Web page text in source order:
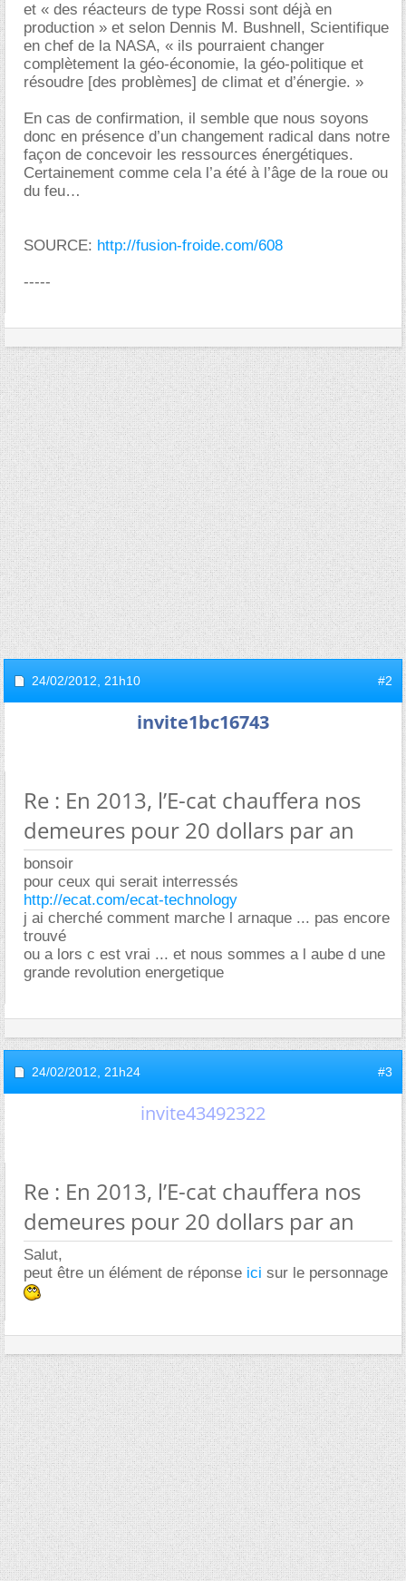
et « des réacteurs de type Rossi sont déjà en
production » et selon Dennis M. Bushnell, Scientifique
en chef de la NASA, « ils pourraient changer
complètement la géo-économie, la géo-politique et
résoudre [des problèmes] de climat et d’énergie. »
En cas de confirmation, il semble que nous soyons
donc en présence d’un changement radical dans notre
façon de concevoir les ressources énergétiques.
Certainement comme cela l’a été à l’âge de la roue ou
du feu
SOURCE: http://fusion-froide.com/608
-----
24/02/2012, 21h10 #2
invite1bc16743
Re : En 2013, l’E-cat chauffera nos
demeures pour 20 dollars par an
bonsoir
pour ceux qui serait interressés
http://ecat.com/ecat-technology
j ai cherché comment marche l arnaque ... pas encore
trouvé
ou a lors c est vrai ... et nous sommes a l aube d une
grande revolution energetique
24/02/2012, 21h24 #3
invite43492322
Re : En 2013, l’E-cat chauffera nos
demeures pour 20 dollars par an
Salut,
peut être un élément de réponse ici sur le personnage